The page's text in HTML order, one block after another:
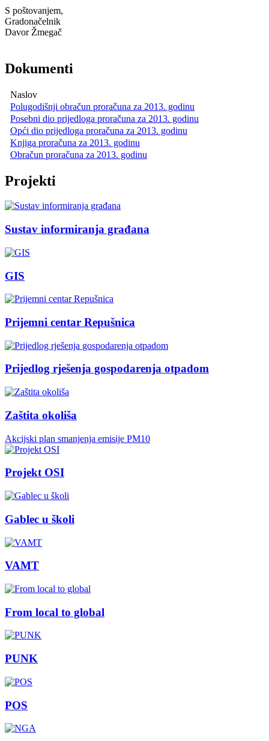
S poštovanjem,
Gradonačelnik
Davor Žmegač
Dokumenti
Naslov
Polugodišnji obračun proračuna za 2013. godinu
Posebni dio prijedloga proračuna za 2013. godinu
Opći dio prijedloga proračuna za 2013. godinu
Knjiga proračuna za 2013. godinu
Obračun proračuna za 2013. godinu
Projekti
Sustav informiranja građana
GIS
Prijemni centar Repušnica
Prijedlog rješenja gospodarenja otpadom
Zaštita okoliša
Akcijski plan smanjenja emisije PM10
Projekt OSI
Gablec u školi
VAMT
From local to global
PUNK
POS